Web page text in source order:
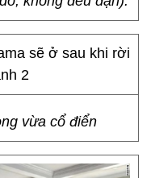
vừa cổ điển